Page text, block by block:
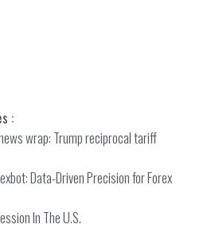
:
wrap: Trump reciprocal tariff
Data-Driven Precision for Forex
In The U.S.